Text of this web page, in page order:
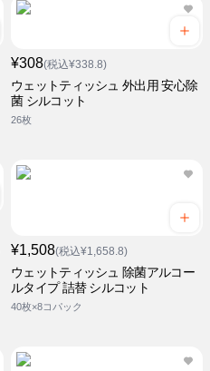
¥308(税込¥338.8)
ウェットティッシュ 外出用 安心除
菌 シルコット
26枚
¥1,508(税込¥1,658.8)
ウェットティッシュ 除菌アルコー
ルタイプ 詰替 シルコット
40枚×8コパック